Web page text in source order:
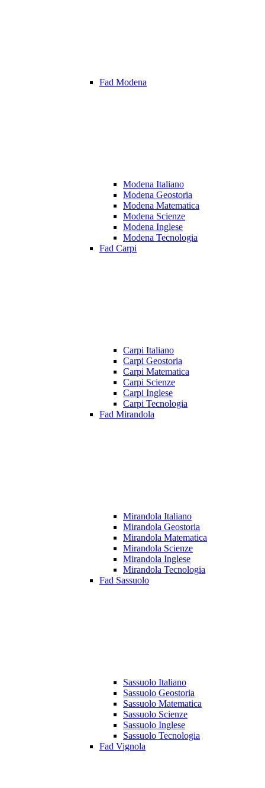
Fad Modena
Modena Italiano
Modena Geostoria
Modena Matematica
Modena Scienze
Modena Inglese
Modena Tecnologia
Fad Carpi
Carpi Italiano
Carpi Geostoria
Carpi Matematica
Carpi Scienze
Carpi Inglese
Carpi Tecnologia
Fad Mirandola
Mirandola Italiano
Mirandola Geostoria
Mirandola Matematica
Mirandola Scienze
Mirandola Inglese
Mirandola Tecnologia
Fad Sassuolo
Sassuolo Italiano
Sassuolo Geostoria
Sassuolo Matematica
Sassuolo Scienze
Sassuolo Inglese
Sassuolo Tecnologia
Fad Vignola